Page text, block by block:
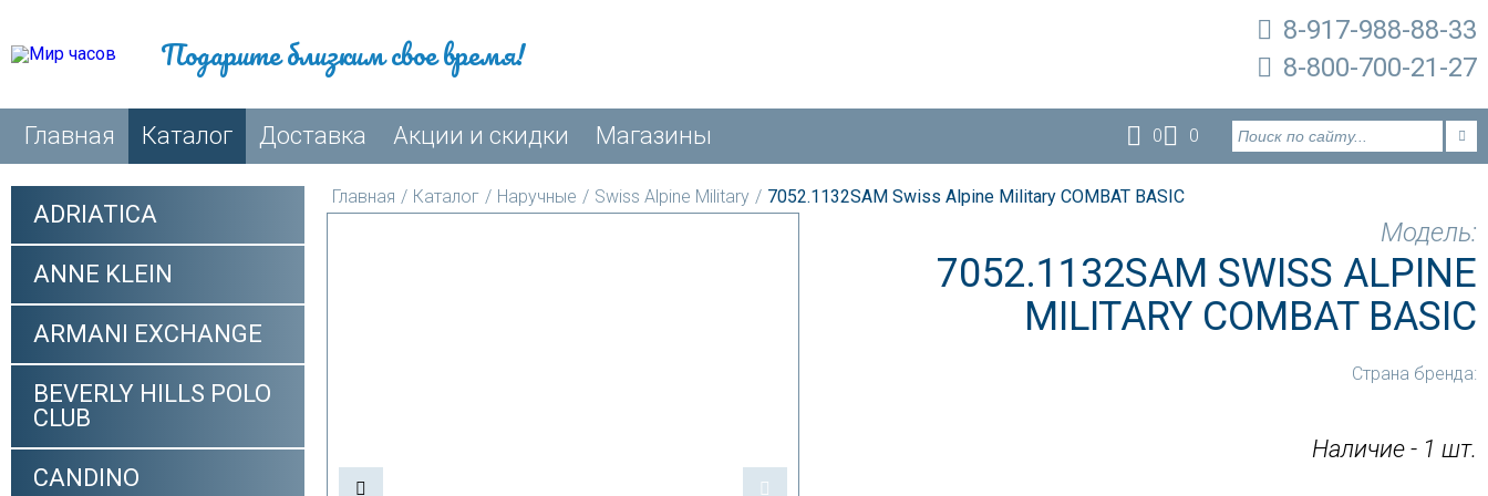
Подарите близким свое время!
8-917-988-88-33
8-800-700-21-27
Главная Каталог Доставка Акции и скидки Магазины 0 0
ADRIATICA
ANNE KLEIN
ARMANI EXCHANGE
BEVERLY HILLS POLO
CLUB
CANDINO
Главная / Каталог / Наручные / Swiss Alpine Military / 7052.1132SAM Swiss Alpine Military COMBAT BASIC
Модель:
7052.1132SAM SWISS ALPINE
MILITARY COMBAT BASIC
Страна бренда:
Наличие - 1 шт.